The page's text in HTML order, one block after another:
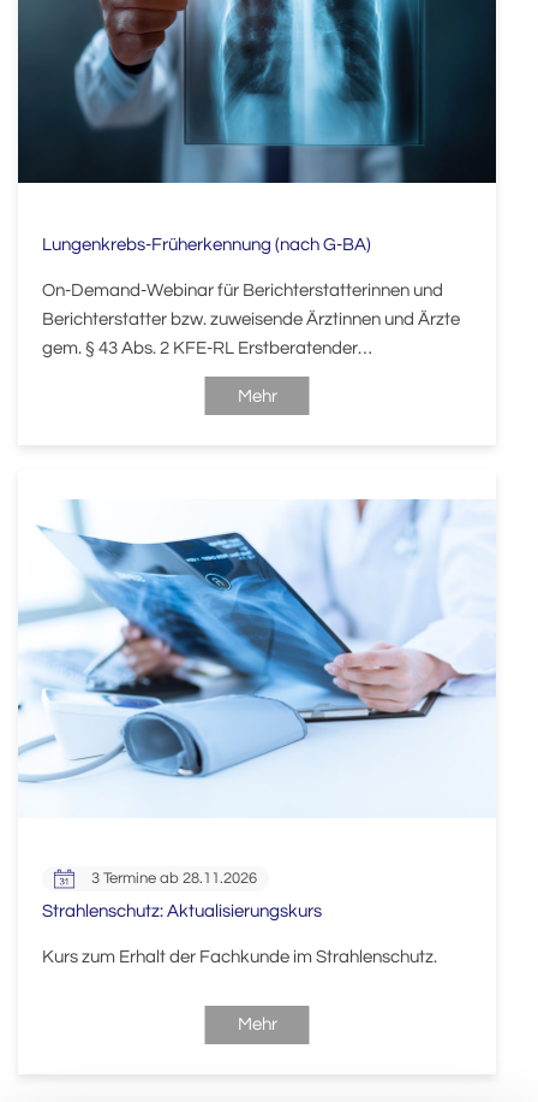
Lungenkrebs-Früherkennung (nach G-BA)
On-Demand-Webinar für Berichterstatterinnen und
Berichterstatter bzw. zuweisende Ärztinnen und Ärzte
gem. § 43 Abs. 2 KFE-RL Erstberatender
Arzt/Erstberatende Ärztin.
Mehr
3 Termine ab 28.11.2026
Strahlenschutz: Aktualisierungskurs
Kurs zum Erhalt der Fachkunde im Strahlenschutz.
Mehr